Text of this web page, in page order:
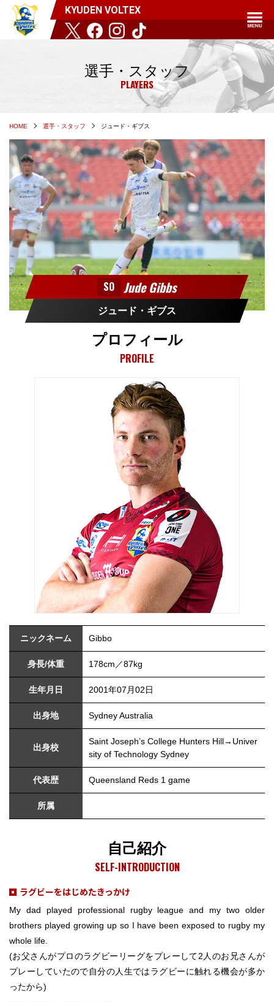
KYUDEN VOLTEX
選手・スタッフ
PLAYERS
HOME 選手・スタッフ ジュード・ギブス
SO Jude Gibbs
ジュード・ギブス
プロフィール
PROFILE
ニックネーム Gibbo
身長/体重 178cm／87kg
生年月日 2001年07月02日
出身地 Sydney Australia
出身校
Saint Joseph’s College Hunters Hill→Univer
sity of Technology Sydney
代表歴 Queensland Reds 1 game
所属
自己紹介
SELF-INTRODUCTION
ラグビーをはじめたきっかけ
My dad played professional rugby league and my two older
brothers played growing up so I have been exposed to rugby my
whole life.
(お父さんがプロのラグビーリーグをプレーして2人のお兄さんが
プレーしていたので自分の人生ではラグビーに触れる機会が多か
ったから)